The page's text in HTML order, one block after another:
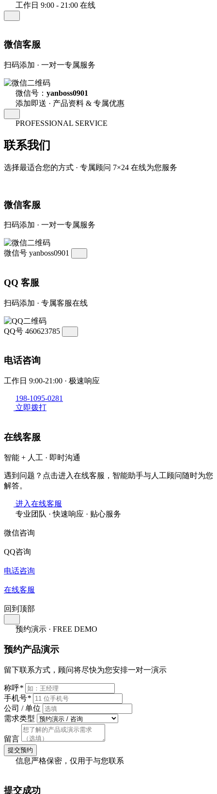
工作日 9:00 - 21:00 在线
微信客服
扫码添加 · 一对一专属服务
微信号： yanboss0901
添加即送 · 产品资料 & 专属优惠
PROFESSIONAL SERVICE
联系我们
选择最适合您的方式 · 专属顾问 7×24 在线为您服务
微信客服
扫码添加 · 一对一专属服务
微信号 yanboss0901
QQ 客服
扫码添加 · 专属客服在线
QQ号 460623785
电话咨询
工作日 9:00-21:00 · 极速响应
198-1095-0281
立即拨打
在线客服
智能 + 人工 · 即时沟通
遇到问题？点击进入在线客服，智能助手与人工顾问随时为您
解答。
进入在线客服
专业团队 · 快速响应 · 贴心服务
微信咨询
QQ咨询
电话咨询
在线客服
回到顶部
预约演示 · FREE DEMO
预约产品演示
留下联系方式，顾问将尽快为您安排一对一演示
称呼*
手机号*
公司 / 单位
需求类型
留言
提交预约
信息严格保密，仅用于与您联系
提交成功